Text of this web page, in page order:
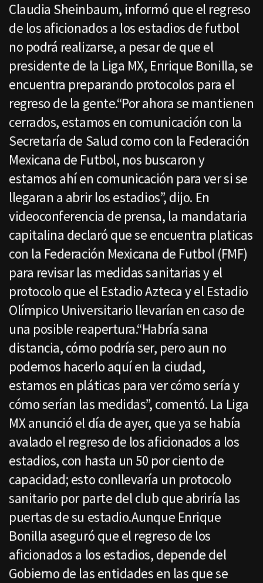
Claudia Sheinbaum, informó que el regreso
de los aficionados a los estadios de futbol
no podrá realizarse, a pesar de que el
presidente de la Liga MX, Enrique Bonilla, se
encuentra preparando protocolos para el
regreso de la gente.“Por ahora se mantienen
cerrados, estamos en comunicación con la
Secretaría de Salud como con la Federación
Mexicana de Futbol, nos buscaron y
estamos ahí en comunicación para ver si se
llegaran a abrir los estadios”, dijo. En
videoconferencia de prensa, la mandataria
capitalina declaró que se encuentra platicas
con la Federación Mexicana de Futbol (FMF)
para revisar las medidas sanitarias y el
protocolo que el Estadio Azteca y el Estadio
Olímpico Universitario llevarían en caso de
una posible reapertura.“Habría sana
distancia, cómo podría ser, pero aun no
podemos hacerlo aquí en la ciudad,
estamos en pláticas para ver cómo sería y
cómo serían las medidas”, comentó. La Liga
MX anunció el día de ayer, que ya se había
avalado el regreso de los aficionados a los
estadios, con hasta un 50 por ciento de
capacidad; esto conllevaría un protocolo
sanitario por parte del club que abriría las
puertas de su estadio.Aunque Enrique
Bonilla aseguró que el regreso de los
aficionados a los estadios, depende del
Gobierno de las entidades en las que se